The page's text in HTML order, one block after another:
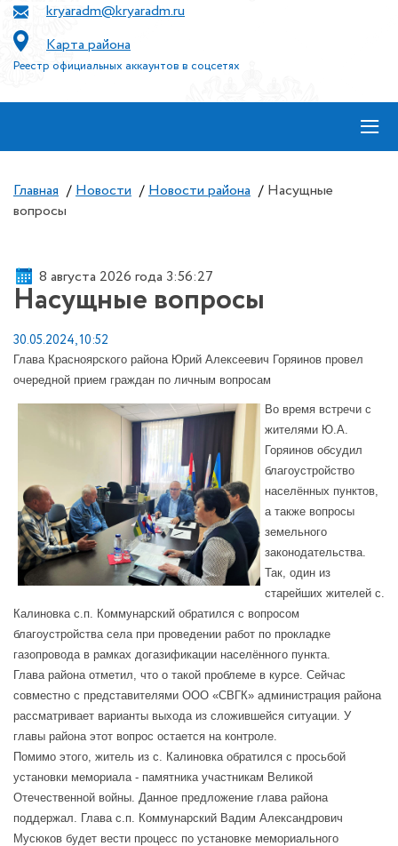
kryaradm@kryaradm.ru
Карта района
Реестр официальных аккаунтов в соцсетях
≡
Главная / Новости / Новости района / Насущные
вопросы
8 августа 2026 года 3:56:27
Насущные вопросы
30.05.2024, 10:52
Глава Красноярского района Юрий Алексеевич Горяинов провел
очередной прием граждан по личным вопросам
Во время встречи с
жителями Ю.А.
Горяинов обсудил
благоустройство
населённых пунктов,
а также вопросы
земельного
законодательства.
Так, один из
старейших жителей с.
Калиновка с.п. Коммунарский обратился с вопросом
благоустройства села при проведении работ по прокладке
газопровода в рамках догазификации населённого пункта.
Глава района отметил, что о такой проблеме в курсе. Сейчас
совместно с представителями ООО «СВГК» администрация района
рассматривает варианты выхода из сложившейся ситуации. У
главы района этот вопрос остается на контроле.
Помимо этого, житель из с. Калиновка обратился с просьбой
установки мемориала - памятника участникам Великой
Отечественной войны. Данное предложение глава района
поддержал. Глава с.п. Коммунарский Вадим Александрович
Мусюков будет вести процесс по установке мемориального